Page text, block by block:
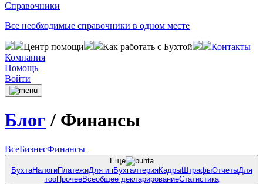
Справочники
Все необходимые справочники в одном месте
Центр помощи Как работать с Бухтой
Контакты
Компания
Помощь
Войти
Блог / Финансы
ВсеБизнесФинансы
Еще
БухтаНалогиПлатежиДля ипБухгалтерияКадрыШтрафыОтчетыДля
тооПрочееВсеобщее декларированиеСтатистика